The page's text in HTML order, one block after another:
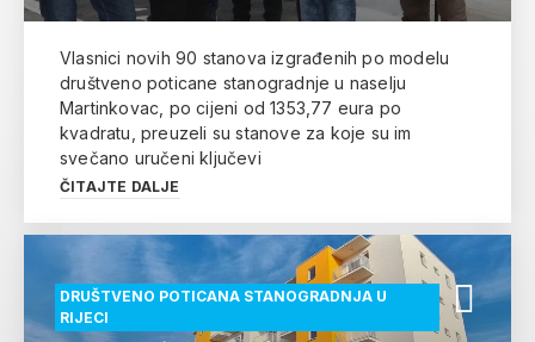
Vlasnici novih 90 stanova izgrađenih po modelu
društveno poticane stanogradnje u naselju
Martinkovac, po cijeni od 1353,77 eura po
kvadratu, preuzeli su stanove za koje su im
svečano uručeni ključevi
ČITAJTE DALJE
DRUŠTVENO POTICANA STANOGRADNJA U
RIJECI